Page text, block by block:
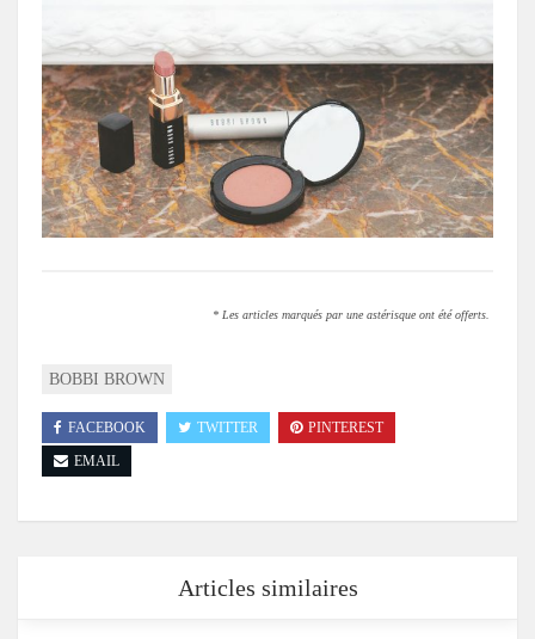
* Les articles marqués par une astérisque ont été offerts.
BOBBI BROWN
FACEBOOK TWITTER
PINTEREST
EMAIL
Articles similaires